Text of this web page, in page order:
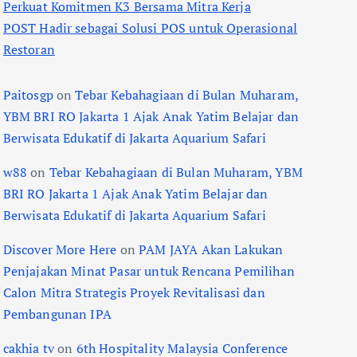
Perkuat Komitmen K3 Bersama Mitra Kerja
POST Hadir sebagai Solusi POS untuk Operasional
Restoran
PaitosgponTebar Kebahagiaan di Bulan Muharam,
YBM BRI RO Jakarta 1 Ajak Anak Yatim Belajar dan
Berwisata Edukatif di Jakarta Aquarium Safari
w88 on Tebar Kebahagiaan di Bulan Muharam, YBM
BRI RO Jakarta 1 Ajak Anak Yatim Belajar dan
Berwisata Edukatif di Jakarta Aquarium Safari
Discover More Here onPAM JAYA Akan Lakukan
Penjajakan Minat Pasar untuk Rencana Pemilihan
Calon Mitra Strategis Proyek Revitalisasi dan
Pembangunan IPA
cakhia tvon 6th Hospitality Malaysia Conference